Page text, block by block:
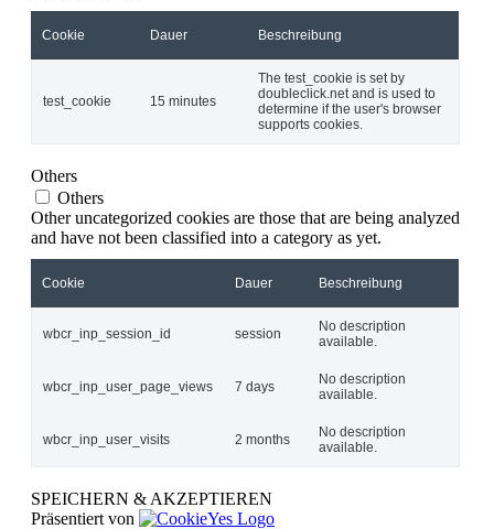
Cookie Dauer Beschreibung
test_cookie 15 minutes
The test_cookie is set by
doubleclick.net and is used to
determine if the user's browser
supports cookies.
Others
Others
Other uncategorized cookies are those that are being analyzed
and have not been classified into a category as yet.
Cookie Dauer Beschreibung
wbcr_inp_session_id session
No description
available.
wbcr_inp_user_page_views 7 days
No description
available.
wbcr_inp_user_visits 2 months
No description
available.
SPEICHERN & AKZEPTIEREN
Präsentiert von